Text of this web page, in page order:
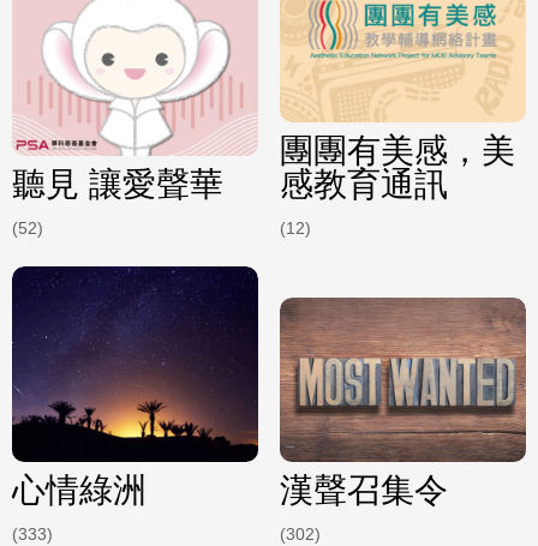
聽見 讓愛聲華
(52)
團團有美感，美
感教育通訊
(12)
心情綠洲
(333)
漢聲召集令
(302)